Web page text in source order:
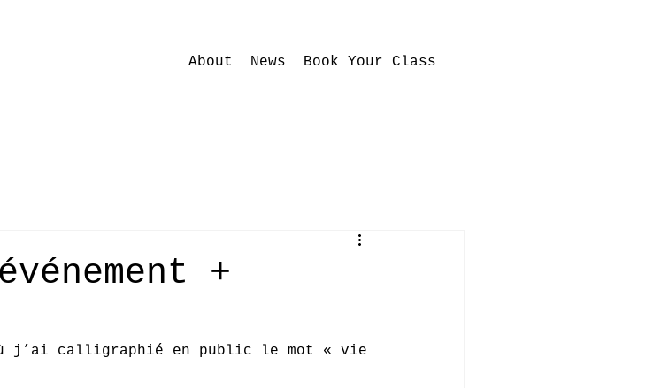
About News Book Your Class
+
j’ai calligraphié en public le mot « vie